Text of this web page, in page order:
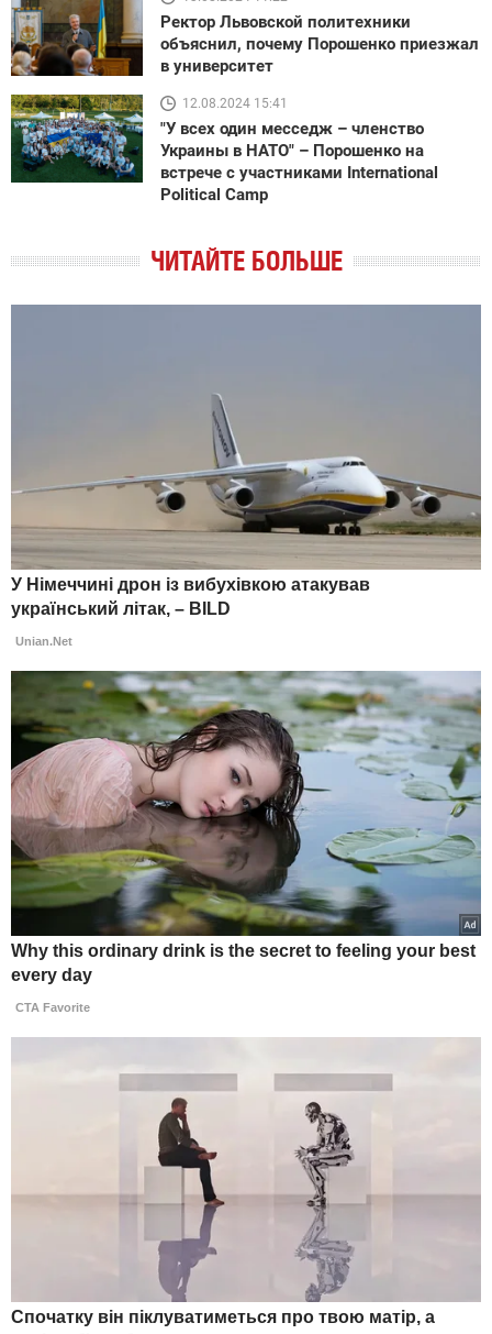
Ректор Львовской политехники
объяснил, почему Порошенко приезжал
в университет
12.08.2024 15:41
"У всех один месседж – членство
Украины в НАТО" – Порошенко на
встрече с участниками International
Political Camp
ЧИТАЙТЕ БОЛЬШЕ